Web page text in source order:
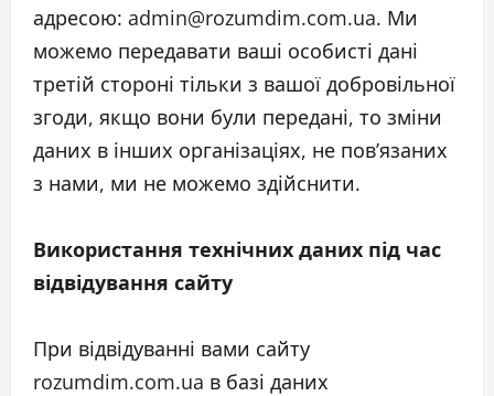
адресою: admin@rozumdim.com.ua. Ми
можемо передавати ваші особисті дані
третій стороні тільки з вашої добровільної
згоди, якщо вони були передані, то зміни
даних в інших організаціях, не пов’язаних
з нами, ми не можемо здійснити.
Використання технічних даних під час
відвідування сайту
При відвідуванні вами сайту
rozumdim.com.ua в базі даних